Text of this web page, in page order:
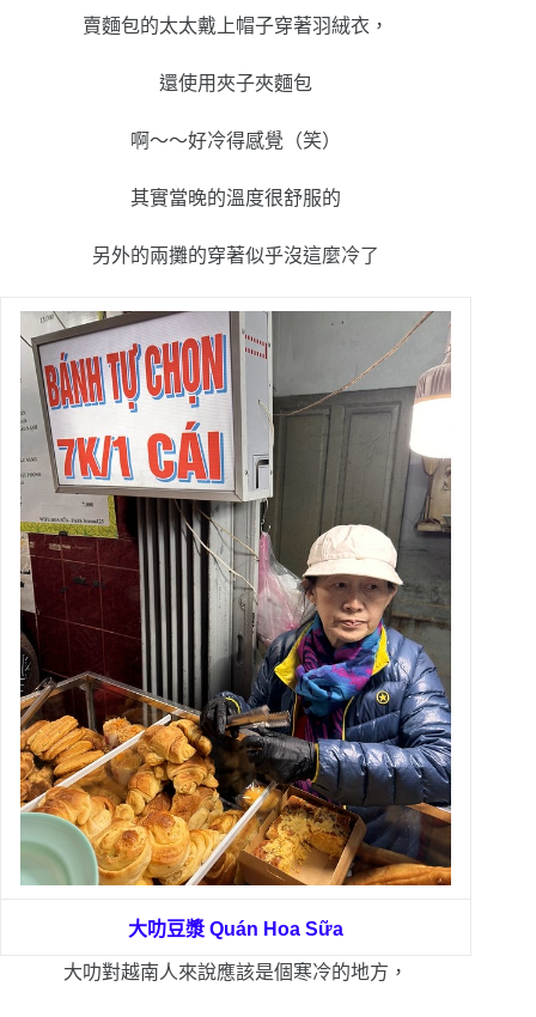
賣麵包的太太戴上帽子穿著羽絨衣，
還使用夾子夾麵包
啊～～好冷得感覺（笑）
其實當晚的溫度很舒服的
另外的兩攤的穿著似乎沒這麼冷了
大叻豆漿Quán Hoa Sữa
大叻對越南人來說應該是個寒冷的地方，